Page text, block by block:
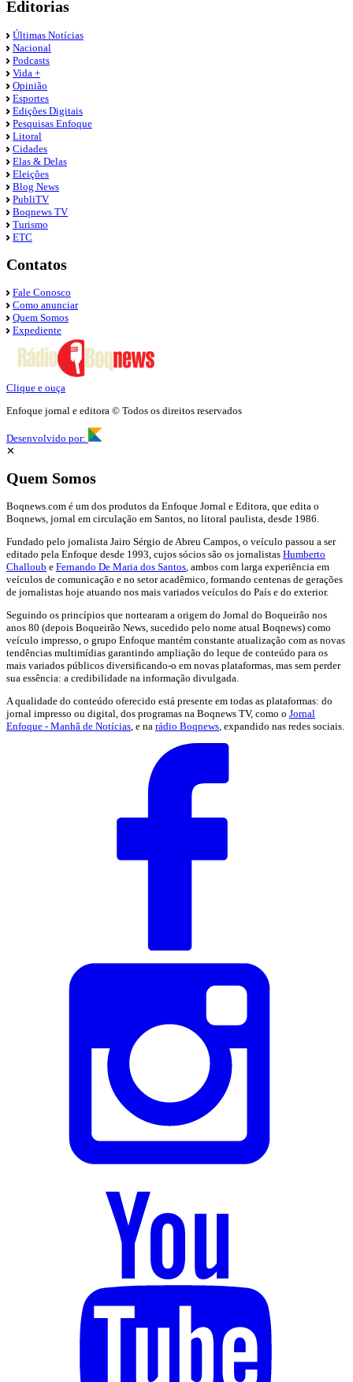
Editorias
Últimas Notícias
Nacional
Podcasts
Vida +
Opinião
Esportes
Edições Digitais
Pesquisas Enfoque
Litoral
Cidades
Elas & Delas
Eleições
Blog News
PubliTV
Boqnews TV
Turismo
ETC
Contatos
Fale Conosco
Como anunciar
Quem Somos
Expediente
Clique e ouça
Enfoque jornal e editora © Todos os direitos reservados
Desenvolvido por:
✕
Quem Somos
Boqnews.com é um dos produtos da Enfoque Jornal e Editora, que edita o
Boqnews, jornal em circulação em Santos, no litoral paulista, desde 1986.
Fundado pelo jornalista Jairo Sérgio de Abreu Campos, o veículo passou a ser
editado pela Enfoque desde 1993, cujos sócios são os jornalistas Humberto
Challoub e Fernando De Maria dos Santos, ambos com larga experiência em
veículos de comunicação e no setor acadêmico, formando centenas de gerações
de jornalistas hoje atuando nos mais variados veículos do País e do exterior.
Seguindo os princípios que nortearam a origem do Jornal do Boqueirão nos
anos 80 (depois Boqueirão News, sucedido pelo nome atual Boqnews) como
veículo impresso, o grupo Enfoque mantém constante atualização com as novas
tendências multimídias garantindo ampliação do leque de conteúdo para os
mais variados públicos diversificando-o em novas plataformas, mas sem perder
sua essência: a credibilidade na informação divulgada.
A qualidade do conteúdo oferecido está presente em todas as plataformas: do
jornal impresso ou digital, dos programas na Boqnews TV, como o Jornal
Enfoque - Manhã de Notícias, e na rádio Boqnews, expandido nas redes sociais.